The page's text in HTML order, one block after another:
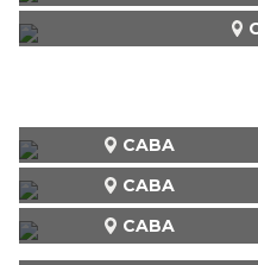
CABA
CABA
CABA